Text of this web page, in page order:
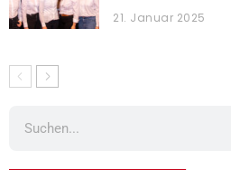
21. Januar 2025